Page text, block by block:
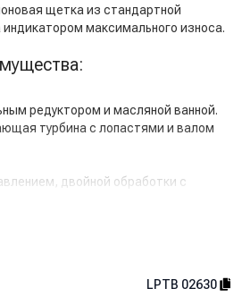
щетка из стандартной
максимального износа.
редуктором и масляной ванной.
турбина с лопастями и валом
двойной обработки с
от воздействия влаги.
щетки.
LPTB 02630